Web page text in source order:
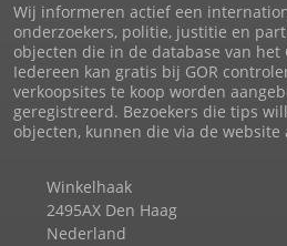
Wij informeren actief een
onderzoekers, politie, justitie en
objecten die in de database van het
Iedereen kan gratis bij GOR
verkoopsites te koop worden
geregistreerd. Bezoekers die tips
objecten, kunnen die via de website
Winkelhaak
2495AX Den Haag
Nederland